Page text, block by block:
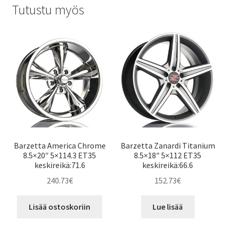
Tutustu myös
Barzetta America Chrome
8.5×20″ 5×114.3 ET35
keskireikä:71.6
240.73€
Lisää ostoskoriin
Barzetta Zanardi Titanium
8.5×18″ 5×112 ET35
keskireikä:66.6
152.73€
Lue lisää